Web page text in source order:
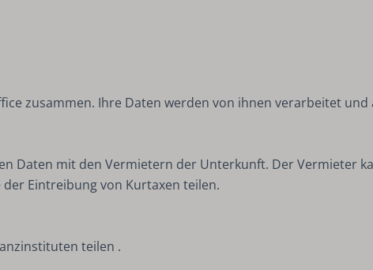
zusammen. Ihre Daten werden von ihnen verarbeitet
Daten mit den Vermietern der Unterkunft. Der Vermieter
Eintreibung von Kurtaxen teilen.
teilen .